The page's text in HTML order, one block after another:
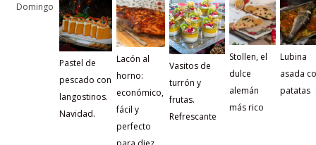
Domingo
Pastel de
pescado con
langostinos.
Navidad.
Lacón al
horno:
económico,
fácil y
perfecto
Vasitos de
turrón y
frutas.
Refrescante
Stollen, el
dulce
alemán
más rico
Lubina
asada
patatas